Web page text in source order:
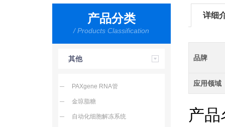
产品分类
/ Products Classification
其他
PAXgene RNA管
金琼脂糖
自动化细胞解冻系统
详细
品牌
应用领域
产品